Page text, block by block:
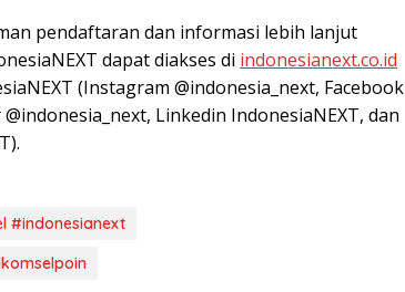
pendaftaran dan informasi lebih lanjut
dapat diakses di indonesianext.co.id
(Instagram @indonesia_next, Facebook
Linkedin IndonesiaNEXT, dan
#indonesianext